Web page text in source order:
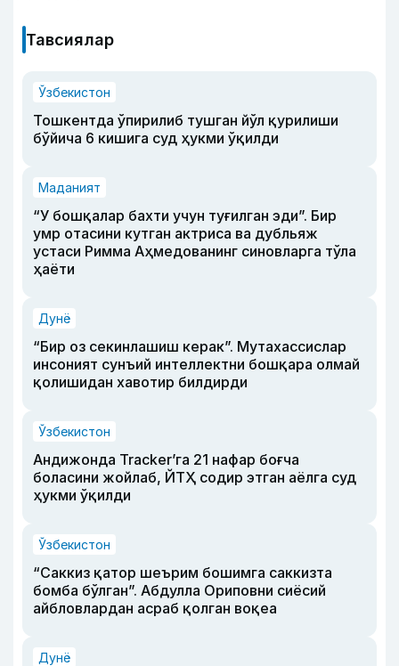
Тавсиялар
Ўзбекистон
Тошкентда ўпирилиб тушган йўл қурилиши
бўйича 6 кишига суд ҳукми ўқилди
Маданият
“У бошқалар бахти учун туғилган эди”. Бир
умр отасини кутган актриса ва дубльяж
устаси Римма Аҳмедованинг синовларга тўла
ҳаёти
Дунё
“Бир оз секинлашиш керак”. Мутахассислар
инсоният сунъий интеллектни бошқара олмай
қолишидан хавотир билдирди
Ўзбекистон
Андижонда Tracker’га 21 нафар боғча
боласини жойлаб, ЙТҲ содир этган аёлга суд
ҳукми ўқилди
Ўзбекистон
“Саккиз қатор шеърим бошимга саккизта
бомба бўлган”. Абдулла Ориповни сиёсий
айбловлардан асраб қолган воқеа
Дунё